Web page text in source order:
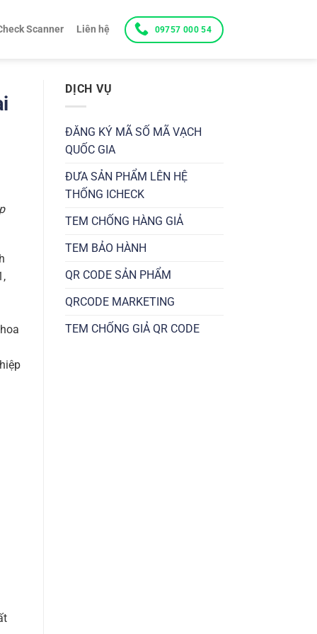
Scanner Liên hệ 09757 000 54
DỊCH VỤ
ĐĂNG KÝ MÃ SỐ MÃ VẠCH
QUỐC GIA
ĐƯA SẢN PHẨM LÊN HỆ
THỐNG ICHECK
TEM CHỐNG HÀNG GIẢ
TEM BẢO HÀNH
QR CODE SẢN PHẨM
QRCODE MARKETING
TEM CHỐNG GIẢ QR CODE